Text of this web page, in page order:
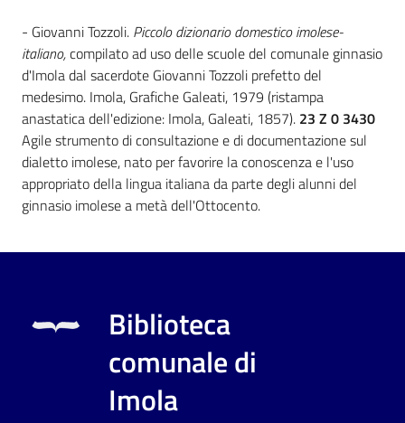
Casa
Piani
Archivio
storico
la
- Giovanni Tozzoli. Piccolo dizionario domestico imolese-
italiano,compilato ad uso delle scuole del comunale ginnasio
d'Imola dal sacerdote Giovanni Tozzoli prefetto del
medesimo. Imola, Grafiche Galeati, 1979 (ristampa
anastatica dell'edizione: Imola, Galeati, 1857). 23 Z 0 3430
Agile strumento di consultazione e di documentazione sul
dialetto imolese, nato per favorire la conoscenza e l'uso
appropriato della lingua italiana da parte degli alunni del
ginnasio imolese a metà dell'Ottocento.
Biblioteca
comunale di
Imola